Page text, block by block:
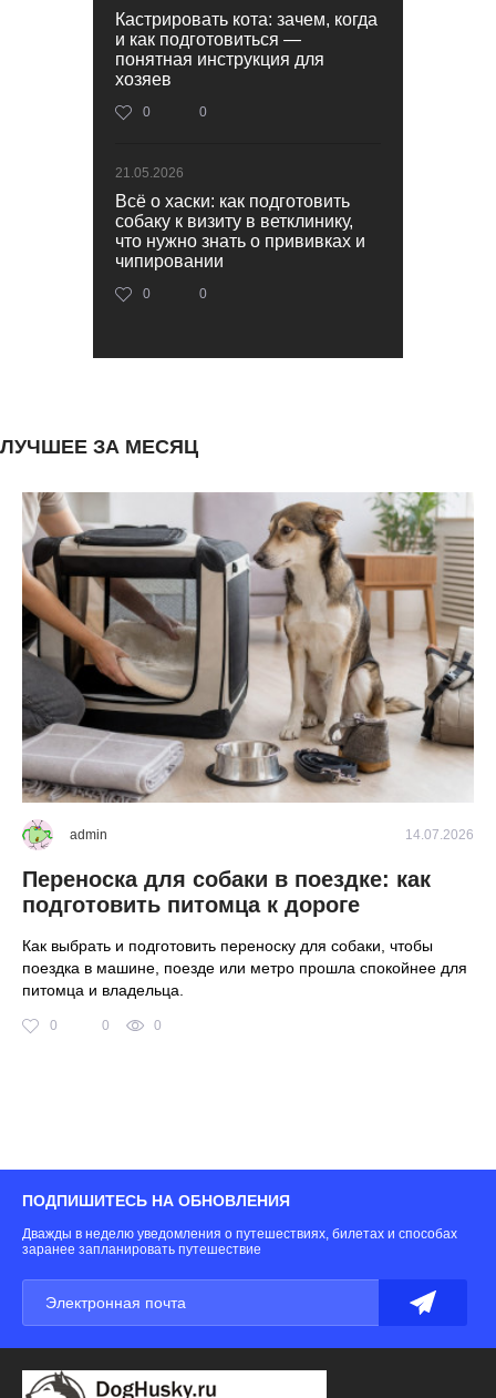
Кастрировать кота: зачем, когда
и как подготовиться —
понятная инструкция для
хозяев
0 0
21.05.2026
Всё о хаски: как подготовить
собаку к визиту в ветклинику,
что нужно знать о прививках и
чипировании
0 0
ЛУЧШЕЕ ЗА МЕСЯЦ
admin 14.07.2026
Переноска для собаки в поездке: как
подготовить питомца к дороге
Как выбрать и подготовить переноску для собаки, чтобы
поездка в машине, поезде или метро прошла спокойнее для
питомца и владельца.
0 0 0
ПОДПИШИТЕСЬ НА ОБНОВЛЕНИЯ
Дважды в неделю уведомления о путешествиях, билетах и способах
заранее запланировать путешествие